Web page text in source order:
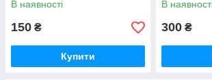
В наявності
150 ₴
Купити
В
300 ₴